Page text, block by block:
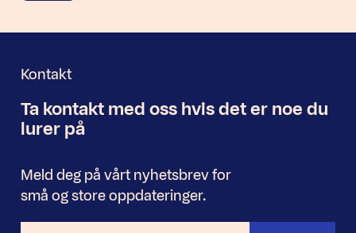
Kontakt
Nyhetsbrev
Ta kontakt med oss hvis det er noe du
lurer på
Meld deg på vårt nyhetsbrev for
små og store oppdateringer.